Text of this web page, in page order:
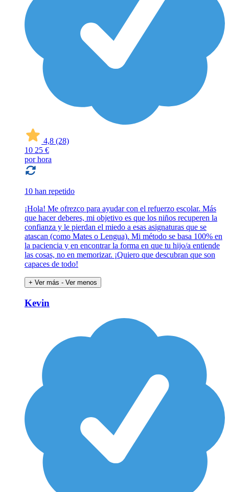
4,8 (28)
10 25 €
por hora
10 han repetido
¡Hola! Me ofrezco para ayudar con el refuerzo escolar. Más
que hacer deberes, mi objetivo es que los niños recuperen la
confianza y le pierdan el miedo a esas asignaturas que se
atascan (como Mates o Lengua). Mi método se basa 100% en
la paciencia y en encontrar la forma en que tu hijo/a entiende
las cosas, no en memorizar. ¡Quiero que descubran que son
capaces de todo!
+ Ver más - Ver menos
Kevin